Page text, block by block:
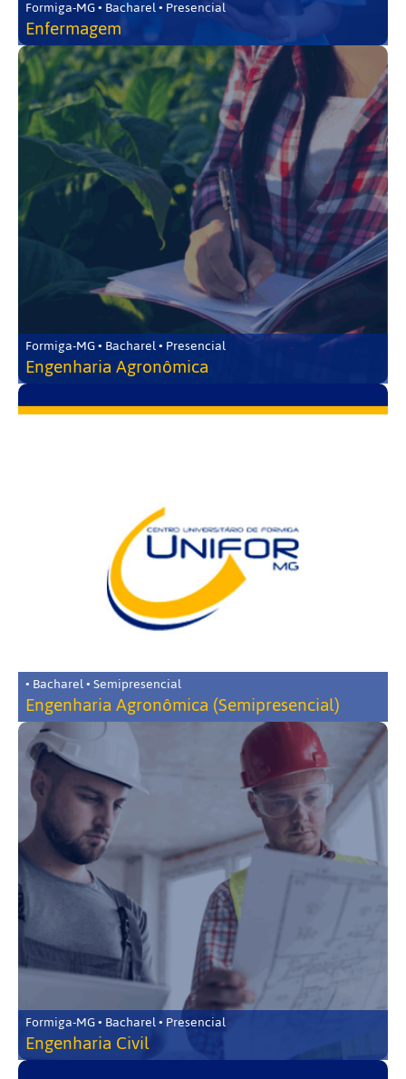
Formiga-MG • Bacharel • Presencial
Enfermagem
Formiga-MG • Bacharel • Presencial
Engenharia Agronômica
• Bacharel • Semipresencial
Engenharia Agronômica (Semipresencial)
Formiga-MG • Bacharel • Presencial
Engenharia Civil